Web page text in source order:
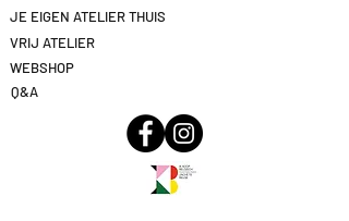
JE EIGEN ATELIER THUIS
VRIJ ATELIER
WEBSHOP
Q&A